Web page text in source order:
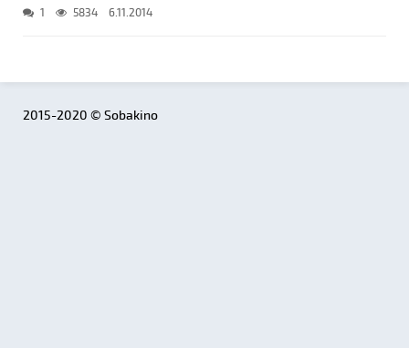
1 5834 6.11.2014
2015-2020 © Sobakino